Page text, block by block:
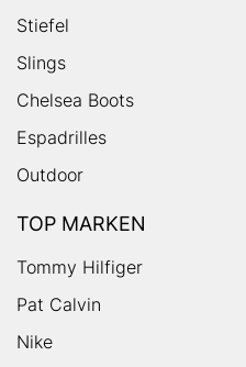
Stiefel
Slings
Chelsea Boots
Espadrilles
Outdoor
TOP MARKEN
Tommy Hilfiger
Pat Calvin
Nike